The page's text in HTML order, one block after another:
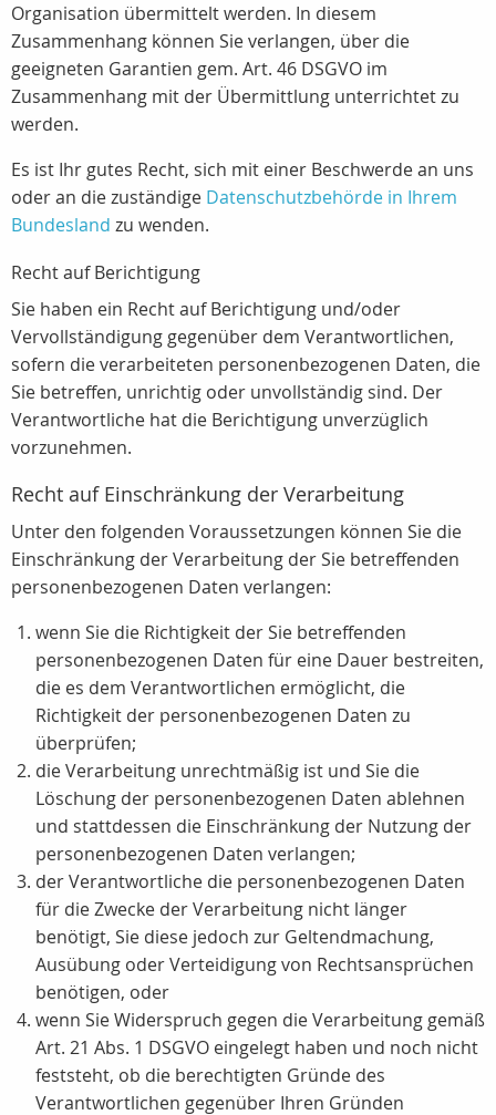
Organisation übermittelt werden. In diesem
Zusammenhang können Sie verlangen, über die
geeigneten Garantien gem. Art. 46 DSGVO im
Zusammenhang mit der Übermittlung unterrichtet zu
werden.
Es ist Ihr gutes Recht, sich mit einer Beschwerde an uns
oder an die zuständige Datenschutzbehörde in Ihrem
Bundesland zu wenden.
Recht auf Berichtigung
Sie haben ein Recht auf Berichtigung und/oder
Vervollständigung gegenüber dem Verantwortlichen,
sofern die verarbeiteten personenbezogenen Daten, die
Sie betreffen, unrichtig oder unvollständig sind. Der
Verantwortliche hat die Berichtigung unverzüglich
vorzunehmen.
Recht auf Einschränkung der Verarbeitung
Unter den folgenden Voraussetzungen können Sie die
Einschränkung der Verarbeitung der Sie betreffenden
personenbezogenen Daten verlangen:
wenn Sie die Richtigkeit der Sie betreffenden
personenbezogenen Daten für eine Dauer bestreiten,
die es dem Verantwortlichen ermöglicht, die
Richtigkeit der personenbezogenen Daten zu
überprüfen;
die Verarbeitung unrechtmäßig ist und Sie die
Löschung der personenbezogenen Daten ablehnen
und stattdessen die Einschränkung der Nutzung der
personenbezogenen Daten verlangen;
der Verantwortliche die personenbezogenen Daten
für die Zwecke der Verarbeitung nicht länger
benötigt, Sie diese jedoch zur Geltendmachung,
Ausübung oder Verteidigung von Rechtsansprüchen
benötigen, oder
wenn Sie Widerspruch gegen die Verarbeitung gemäß
Art. 21 Abs. 1 DSGVO eingelegt haben und noch nicht
feststeht, ob die berechtigten Gründe des
Verantwortlichen gegenüber Ihren Gründen